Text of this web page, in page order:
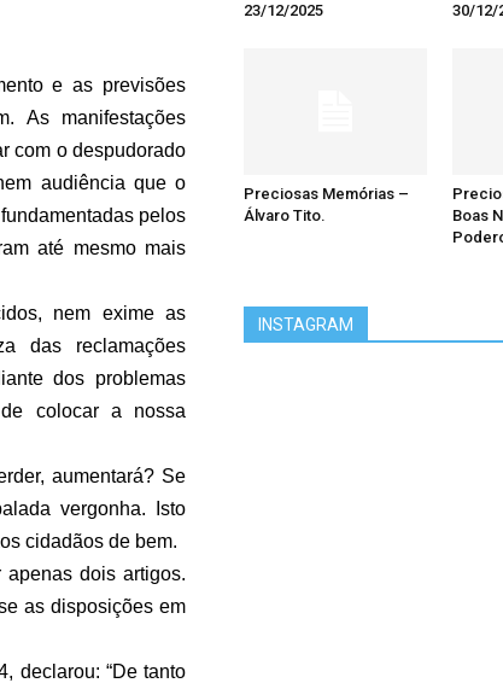
e as previsões
As manifestações
com o despudorado
audiência que o
pelos
até mesmo mais
nem exime as
das reclamações
dos problemas
colocar a nossa
aumentará? Se
vergonha. Isto
cidadãos de bem.
dois artigos.
as disposições em
declarou: “De tanto
23/12/2025
30/12/
Preciosas Memórias –
Álvaro Tito.
Boas
INSTAGRAM